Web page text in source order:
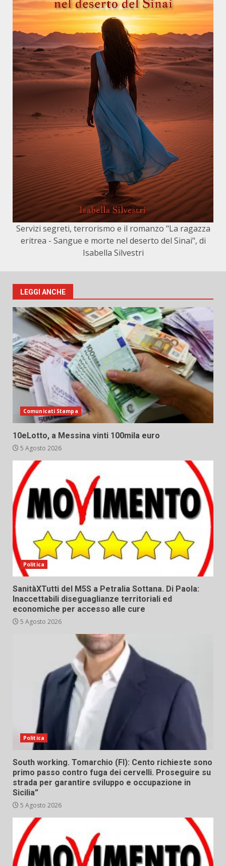
Servizi segreti, terrorismo e il romanzo "La ragazza
eritrea - Sangue e morte nel deserto del Sinai", di
Isabella Silvestri
LEGGI ANCHE
Comunicati Stampa
10eLotto, a Messina vinti 100mila euro
5 Agosto 2026
Politica
SanitàXTutti del M5S a Petralia Sottana. Di Paola:
Inaccettabili diseguaglianze territoriali ed
economiche per accesso alle cure
5 Agosto 2026
Politica
South working. Tomarchio (FI): Cento richieste sono
primo passo contro fuga dei cervelli. Proseguire su
strada per garantire sviluppo e occupazione in
Sicilia”
5 Agosto 2026